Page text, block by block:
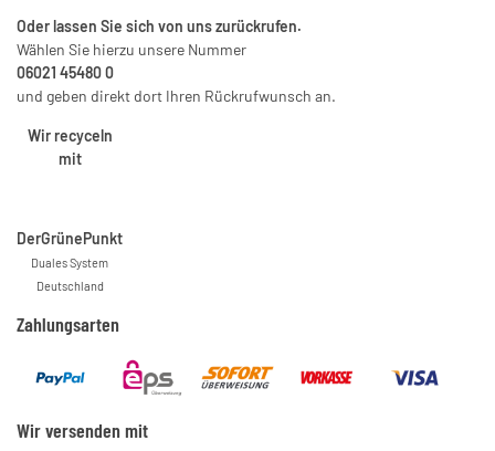
Oder lassen Sie sich von uns zurückrufen.
Wählen Sie hierzu unsere Nummer
06021 45480 0
und geben direkt dort Ihren Rückrufwunsch an.
Wir recyceln
mit
DerGrünePunkt
Duales System
Deutschland
Zahlungsarten
Wir versenden mit